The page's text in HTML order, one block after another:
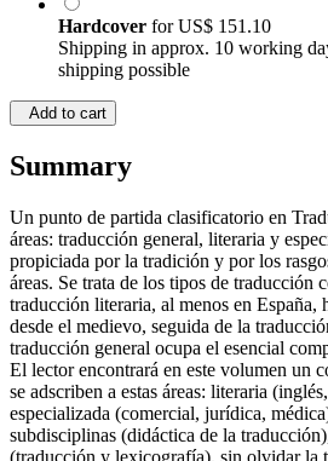
Hardcover forUS$ 151.10
Shipping in approx. 10 working
shipping possible
Add to cart
Summary
Un punto de partida clasificatorio en
áreas: traducción general, literaria y
propiciada por la tradición y por los
áreas. Se trata de los tipos de traducción
traducción literaria, al menos en España,
desde el medievo, seguida de la
traducción general ocupa el esencial
El lector encontrará en este volumen un
se adscriben a estas áreas: literaria
especializada (comercial, jurídica,
subdisciplinas (didáctica de la